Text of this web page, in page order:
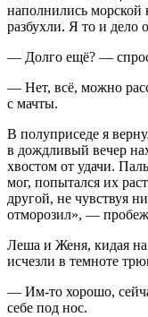
наполнились морской
разбухли. Я то и дело
— Долго ещё? —
— Нет, всё, можно
с мачты.
В полуприседе я
в дождливый вечер
хвостом от удачи.
мог, попытался их
другой, не чувствуя
отморозил», —
Леша и Женя, кидая
исчезли в темноте
— Им-то хорошо,
себе под нос.